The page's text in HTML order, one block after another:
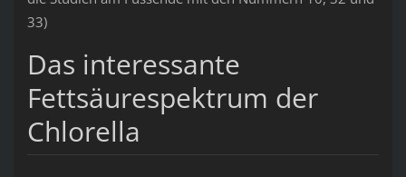
33)
Das interessante
Fettsäurespektrum der
Chlorella